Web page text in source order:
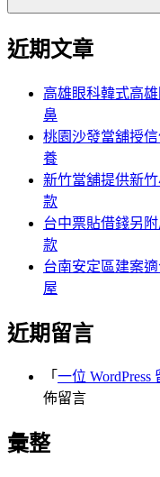
近期文章
高雄眼科韓式高
鼻
桃園沙發當舖授
養
新竹當舖提供新
款
台中票貼借錢另
款
台南安定區建案
屋
近期留言
「 一位 WordPress
佈留言
彙整